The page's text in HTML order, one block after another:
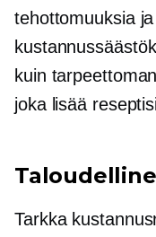
tehottomuuksia
kuin
joka lisää
Tarkka